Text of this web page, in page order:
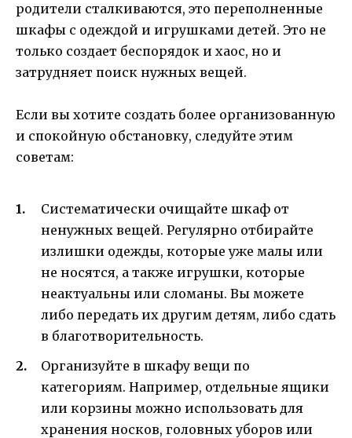
родители сталкиваются, это переполненные
шкафы с одеждой и игрушками детей. Это не
только создает беспорядок и хаос, но и
затрудняет поиск нужных вещей.
Если вы хотите создать более организованную
и спокойную обстановку, следуйте этим
советам:
Систематически очищайте шкаф от
ненужных вещей. Регулярно отбирайте
излишки одежды, которые уже малы или
не носятся, а также игрушки, которые
неактуальны или сломаны. Вы можете
либо передать их другим детям, либо сдать
в благотворительность.
Организуйте в шкафу вещи по
категориям. Например, отдельные ящики
или корзины можно использовать для
хранения носков, головных уборов или